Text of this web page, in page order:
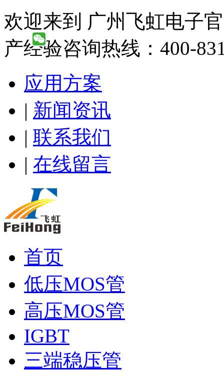
欢迎来到 广州飞虹电子
产经验咨询热线：400-
应用方案
| 新闻资讯
| 联系我们
| 在线留言
首页
低压MOS管
高压MOS管
IGBT
三端稳压管